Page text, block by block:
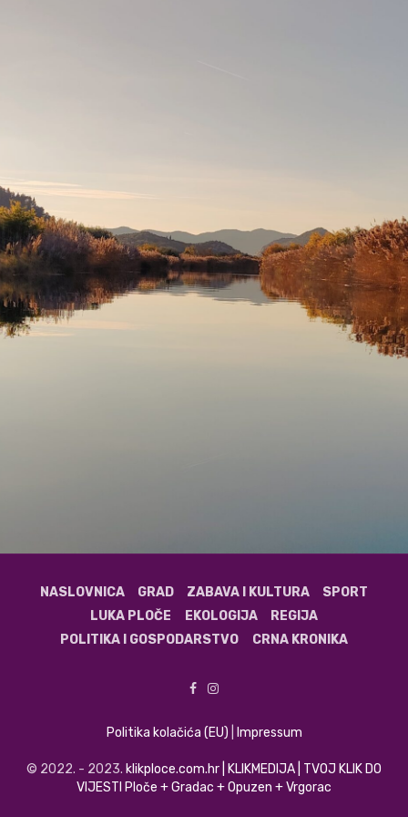
NASLOVNICA GRAD ZABAVA I KULTURA
SPORT
LUKA PLOČE
EKOLOGIJA
REGIJA
POLITIKA I GOSPODARSTVO
CRNA KRONIKA
Politika kolačića (EU) Impressum
© 2022. - 2023. klikploce.com.hr | KLIKMEDIJA | TVOJ KLIK DO
VIJESTI Ploče + Gradac + Opuzen + Vrgorac